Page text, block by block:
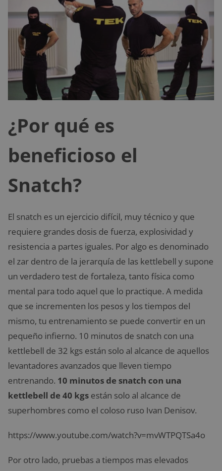
¿Por qué es
beneficioso el
Snatch?
El snatch es un ejercicio difícil, muy técnico y que
requiere grandes dosis de fuerza, explosividad y
resistencia a partes iguales. Por algo es denominado
el zar dentro de la jerarquía de las kettlebell y supone
un verdadero test de fortaleza, tanto física como
mental para todo aquel que lo practique. A medida
que se incrementen los pesos y los tiempos del
mismo, tu entrenamiento se puede convertir en un
pequeño infierno. 10 minutos de snatch con una
kettlebell de 32 kgs están solo al alcance de aquellos
levantadores avanzados que lleven tiempo
entrenando. 10 minutos de snatch con una
kettlebell de 40 kgs están solo al alcance de
superhombres como el coloso ruso Ivan Denisov.
https://www.youtube.com/watch?v=mvWTPQTSa4o
Por otro lado, pruebas a tiempos mas elevados